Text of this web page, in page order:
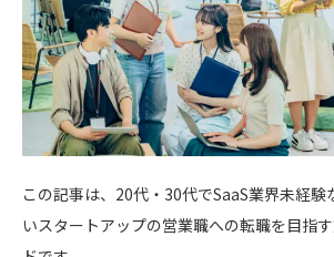
この記事は、20代・30代でSaaS業界未経験
いスタートアップの営業職への転職を目指